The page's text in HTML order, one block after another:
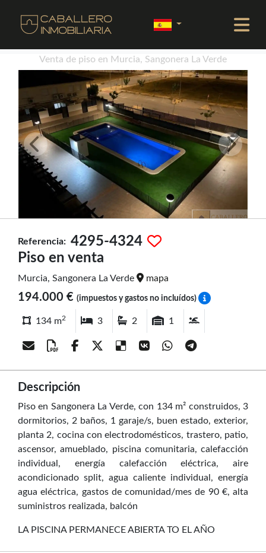
Venta de piso en Murcia, Sangonera La Verde
Referencia: 4295-4324
Piso en venta
Murcia, Sangonera La Verde mapa
194.000 € (impuestos y gastos no incluídos)
134 m2 3 2 1
Descripción
Piso en Sangonera La Verde, con 134 m² construidos, 3
dormitorios, 2 baños, 1 garaje/s, buen estado, exterior,
planta 2, cocina con electrodomésticos, trastero, patio,
ascensor, amueblado, piscina comunitaria, calefacción
individual, energía calefacción eléctrica, aire
acondicionado split, agua caliente individual, energía
agua eléctrica, gastos de comunidad/mes de 90 €, alta
suministros realizada, balcón
LA PISCINA PERMANECE ABIERTA TO EL AÑO